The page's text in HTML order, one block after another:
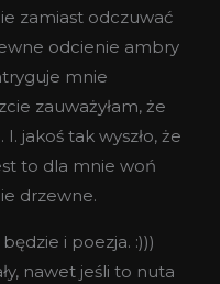
zamiast odczuwać
odcienie ambry
mnie
zauważyłam, że
jakoś tak wyszło, że
to dla mnie woń
drzewne.
i poezja. :)))
nawet jeśli to nuta